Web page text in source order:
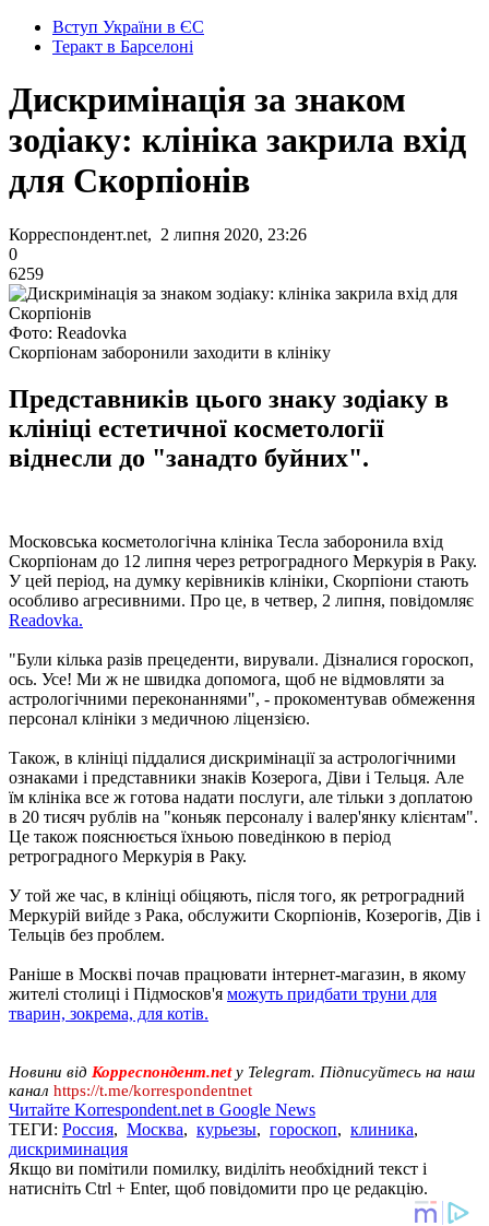
Вступ України в ЄС
Теракт в Барселоні
Дискримінація за знаком
зодіаку: клініка закрила вхід
для Скорпіонів
Корреспондент.net, 2 липня 2020, 23:26
0
6259
Фото: Readovka
Скорпіонам заборонили заходити в клініку
Представників цього знаку зодіаку в
клініці естетичної косметології
віднесли до "занадто буйних".
Московська косметологічна клініка Тесла заборонила вхід
Скорпіонам до 12 липня через ретроградного Меркурія в Раку.
У цей період, на думку керівників клініки, Скорпіони стають
особливо агресивними. Про це, в четвер, 2 липня, повідомляє
Readovka.
"Були кілька разів прецеденти, вирували. Дізналися гороскоп,
ось. Усе! Ми ж не швидка допомога, щоб не відмовляти за
астрологічними переконаннями", - прокоментував обмеження
персонал клініки з медичною ліцензією.
Також, в клініці піддалися дискримінації за астрологічними
ознаками і представники знаків Козерога, Діви і Тельця. Але
їм клініка все ж готова надати послуги, але тільки з доплатою
в 20 тисяч рублів на "коньяк персоналу і валер'янку клієнтам".
Це також пояснюється їхньою поведінкою в період
ретроградного Меркурія в Раку.
У той же час, в клініці обіцяють, після того, як ретроградний
Меркурій вийде з Рака, обслужити Скорпіонів, Козерогів, Дів і
Тельців без проблем.
Раніше в Москві почав працювати інтернет-магазин, в якому
жителі столиці і Підмосков'я можуть придбати труни для
тварин, зокрема, для котів.
Новини від Корреспондент.net у Telegram. Підписуйтесь на наш
канал https://t.me/korrespondentnet
Читайте Korrespondent.net в Google News
ТЕГИ: Россия, Москва, курьезы, гороскоп, клиника,
дискриминация
Якщо ви помітили помилку, виділіть необхідний текст і
натисніть Ctrl + Enter, щоб повідомити про це редакцію.